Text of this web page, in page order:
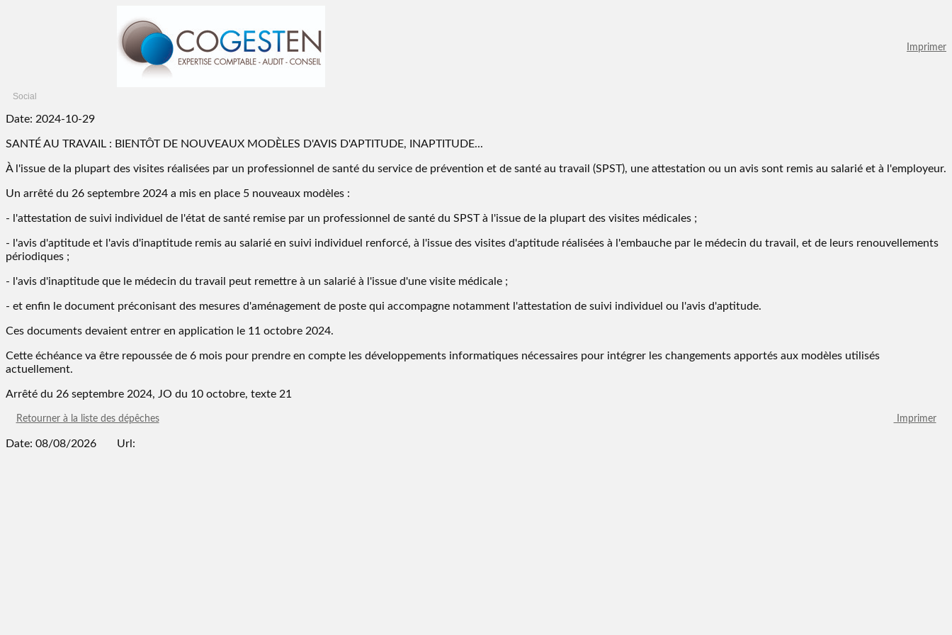
Imprimer
Social
Date: 2024-10-29
SANTÉ AU TRAVAIL : BIENTÔT DE NOUVEAUX MODÈLES D'AVIS D'APTITUDE, INAPTITUDE...
À l'issue de la plupart des visites réalisées par un professionnel de santé du service de prévention et de santé au travail (SPST), une attestation ou un avis sont remis au salarié et à l'employeur.
Un arrêté du 26 septembre 2024 a mis en place 5 nouveaux modèles :
- l'attestation de suivi individuel de l'état de santé remise par un professionnel de santé du SPST à l'issue de la plupart des visites médicales ;
- l'avis d'aptitude et l'avis d'inaptitude remis au salarié en suivi individuel renforcé, à l'issue des visites d'aptitude réalisées à l'embauche par le médecin du travail, et de leurs renouvellements
périodiques ;
- l'avis d'inaptitude que le médecin du travail peut remettre à un salarié à l'issue d'une visite médicale ;
- et enfin le document préconisant des mesures d'aménagement de poste qui accompagne notamment l'attestation de suivi individuel ou l'avis d'aptitude.
Ces documents devaient entrer en application le 11 octobre 2024.
Cette échéance va être repoussée de 6 mois pour prendre en compte les développements informatiques nécessaires pour intégrer les changements apportés aux modèles utilisés
actuellement.
Arrêté du 26 septembre 2024, JO du 10 octobre, texte 21
Retourner à la liste des dépêches Imprimer
Date: 08/08/2026 Url: